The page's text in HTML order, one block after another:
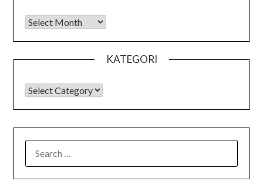
Arsip
KATEGORI
KATEGORI
FOR: